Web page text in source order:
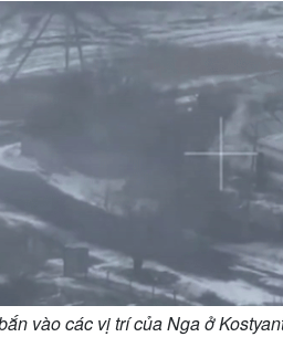
vào các vị trí của Nga ở